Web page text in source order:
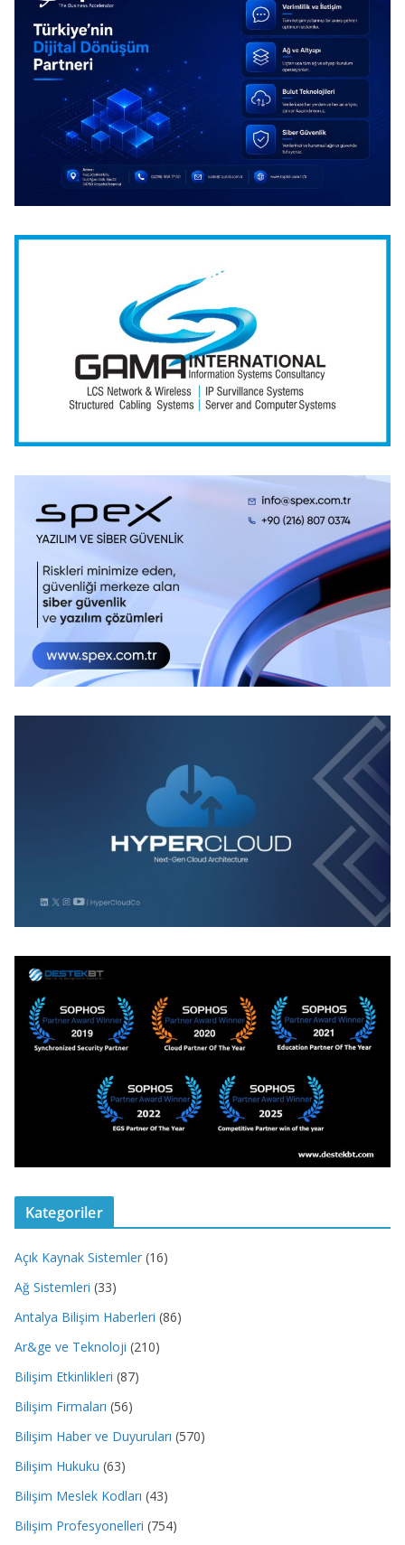
Kategoriler
Açık Kaynak Sistemler (16)
Ağ Sistemleri (33)
Antalya Bilişim Haberleri (86)
Ar&ge ve Teknoloji (210)
Bilişim Etkinlikleri (87)
Bilişim Firmaları (56)
Bilişim Haber ve Duyuruları (570)
Bilişim Hukuku (63)
Bilişim Meslek Kodları (43)
Bilişim Profesyonelleri (754)